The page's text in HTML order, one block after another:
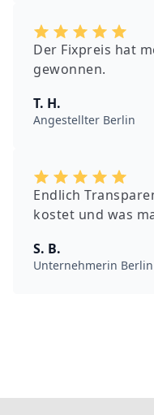
Der Fixpreis hat
gewonnen.
T. H.
Angestellter Berlin
Endlich
kostet und was
S. B.
Unternehmerin Berlin